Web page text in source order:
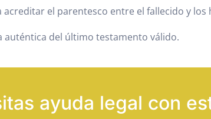
el parentesco entre el fallecido y los
auténtica del último testamento válido.
ayuda legal con